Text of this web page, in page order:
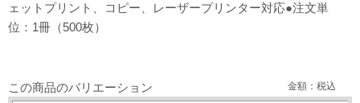
ェットプリント、コピー、レーザープリンター対応●注文単
位：1冊（500枚）
この商品のバリエーション 金額：税込